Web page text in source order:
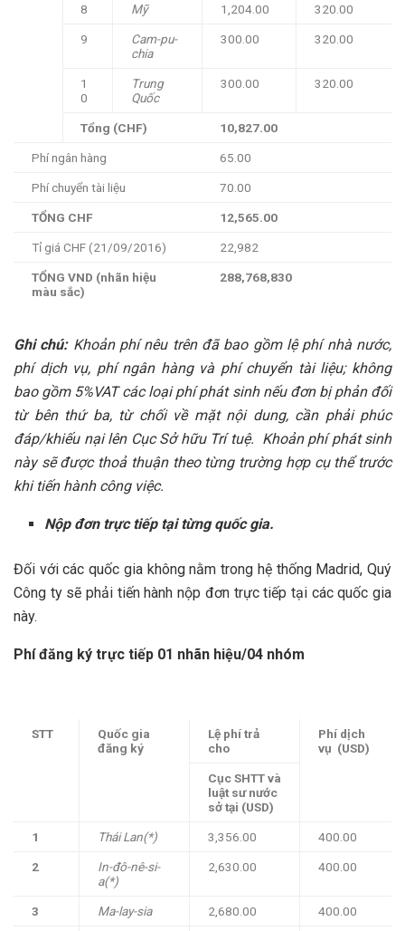
8 Mỹ 1,204.00 320.00
9
Cam-pu-
chia
300.00 320.00
1
0
Trung
Quốc
300.00 320.00
Tổng (CHF) 10,827.00
Phí ngân hàng 65.00
Phí chuyển tài liệu 70.00
TỔNG CHF 12,565.00
Tỉ giá CHF (21/09/2016) 22,982
TỔNG VND (nhãn hiệu
màu sắc)
288,768,830
Ghi chú:Khoản phí nêu trên đã bao gồm lệ phí nhà nước,
phí dịch vụ, phí ngân hàng và phí chuyển tài liệu; không
bao gồm 5%VAT các loại phí phát sinh nếu đơn bị phản đối
từ bên thứ ba, từ chối về mặt nội dung, cần phải phúc
đáp/khiếu nại lên Cục Sở hữu Trí tuệ. Khoản phí phát sinh
này sẽ được thoả thuận theo từng trường hợp cụ thể trước
khi tiến hành công việc.
Nộp đơn trực tiếp tại từng quốc gia.
Đối với các quốc gia không nằm trong hệ thống Madrid, Quý
Công ty sẽ phải tiến hành nộp đơn trực tiếp tại các quốc gia
này.
Phí đăng ký trực tiếp 01 nhãn hiệu/04 nhóm
STT
Quốc gia
đăng ký
Lệ phí trả
cho
Phí dịch
vụ (USD)
Cục SHTT và
luật sư nước
sở tại (USD)
1 Thái Lan(*) 3,356.00 400.00
2
In-đô-nê-si-
a(*)
2,630.00 400.00
3 Ma-lay-sia 2,680.00 400.00